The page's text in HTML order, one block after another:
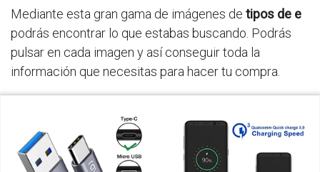
Mediante esta gran gama de imágenes de tipos de e
podrás encontrar lo que estabas buscando. Podrás
pulsar en cada imagen y así conseguir toda la
información que necesitas para hacer tu compra.